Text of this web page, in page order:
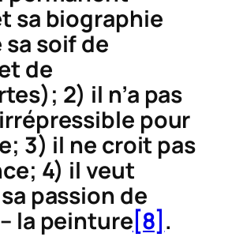
sa biographie
soif de
de
2) il n’a pas
pour
3) il ne croit pas
4) il veut
passion de
la peinture[8] .